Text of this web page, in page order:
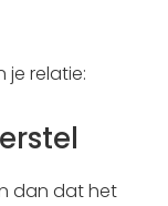
je relatie:
dan dat het